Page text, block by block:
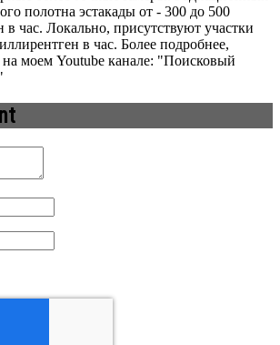
полотна эстакады от - 300 до 500
в час. Локально, присутствуют участки
в час. Более подробнее,
моем Youtube канале: "Поисковый